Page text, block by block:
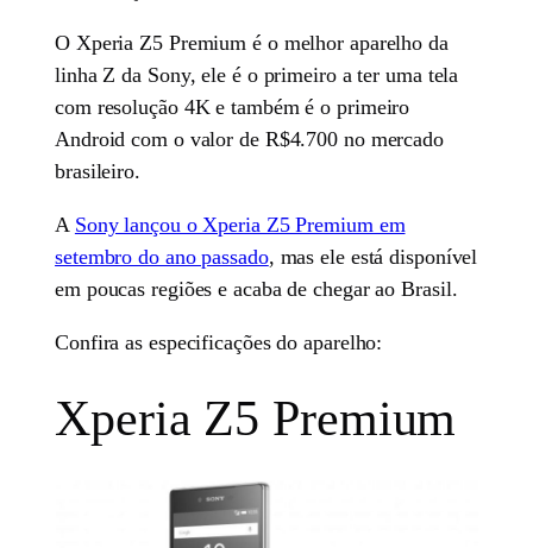
O Xperia Z5 Premium é o melhor aparelho da
linha Z da Sony, ele é o primeiro a ter uma tela
com resolução 4K e também é o primeiro
Android com o valor de R$4.700 no mercado
brasileiro.
A Sony lançou o Xperia Z5 Premium em
setembro do ano passado, mas ele está disponível
em poucas regiões e acaba de chegar ao Brasil.
Confira as especificações do aparelho:
Xperia Z5 Premium